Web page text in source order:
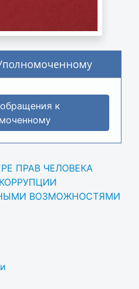
к
ПРАВ ЧЕЛОВЕКА
ВОЗМОЖНОСТЯМИ